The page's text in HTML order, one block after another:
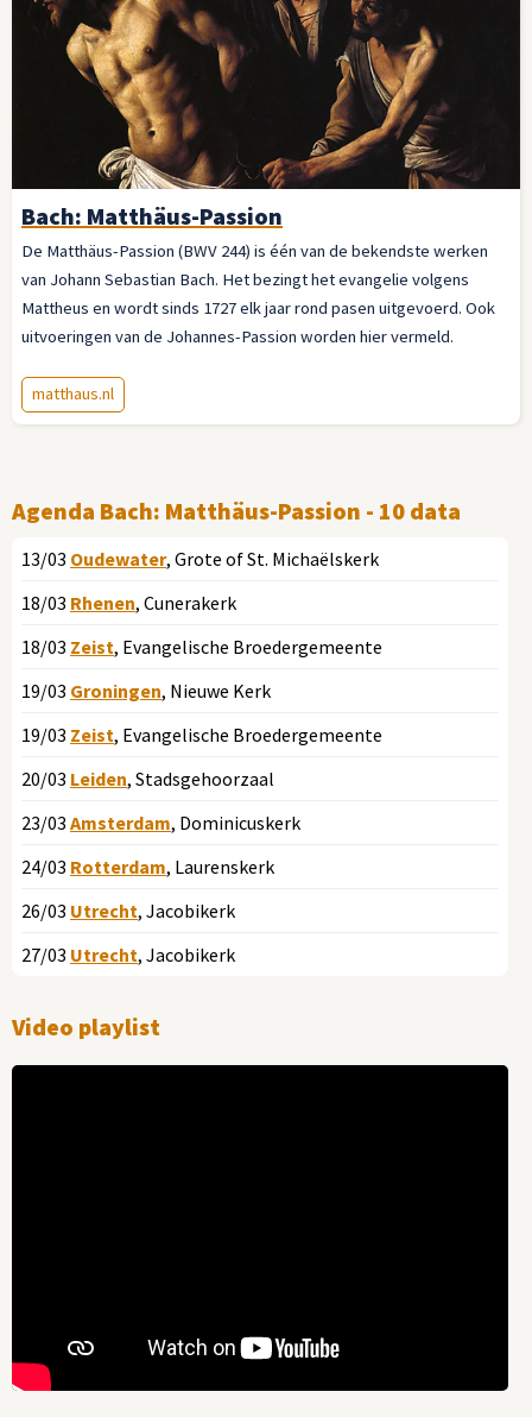
Bach: Matthäus-Passion
De Matthäus-Passion (BWV 244) is één van de bekendste werken
van Johann Sebastian Bach. Het bezingt het evangelie volgens
Mattheus en wordt sinds 1727 elk jaar rond pasen uitgevoerd. Ook
uitvoeringen van de Johannes-Passion worden hier vermeld.
matthaus.nl
Agenda Bach: Matthäus-Passion - 10 data
13/03 Oudewater, Grote of St. Michaëlskerk
18/03 Rhenen, Cunerakerk
18/03 Zeist, Evangelische Broedergemeente
19/03 Groningen, Nieuwe Kerk
19/03 Zeist, Evangelische Broedergemeente
20/03 Leiden, Stadsgehoorzaal
23/03 Amsterdam, Dominicuskerk
24/03 Rotterdam, Laurenskerk
26/03 Utrecht, Jacobikerk
27/03 Utrecht, Jacobikerk
Video playlist